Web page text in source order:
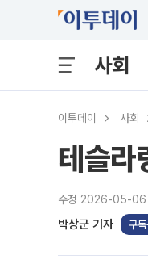
사회
이투데이 사회
테슬라
수정 2026-05-
박상군 기자 구독